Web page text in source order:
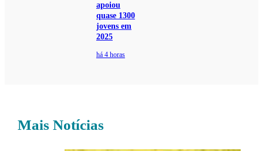
apoiou
quase 1300
jovens em
2025
há 4 horas
Mais Notícias